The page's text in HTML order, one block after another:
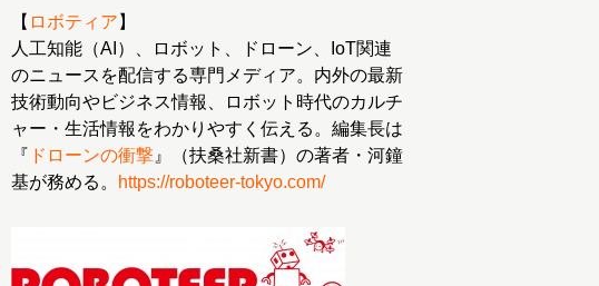
【 ロボティア 】
人工知能（AI）、ロボット、ドローン、IoT関連
のニュースを配信する専門メディア。内外の最新
技術動向やビジネス情報、ロボット時代のカルチ
ャー・生活情報をわかりやすく伝える。編集長は
『 ドローンの衝撃 』（扶桑社新書）の著者・河鐘
基が務める。
https://roboteer-tokyo.com/